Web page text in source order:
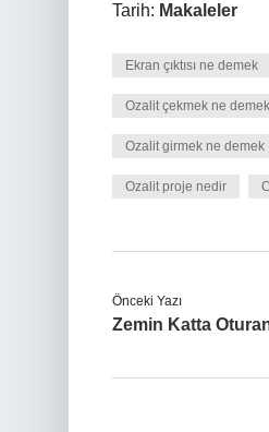
Tarih: Makaleler
Ekran çıktısı ne demek
Ozalit çekmek ne demek
Ozalit girmek ne demek
Ozalit proje nedir
Önceki Yazı
Zemin Katta